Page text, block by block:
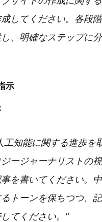
してください。各段
、明確なステップに
示
工知能に関する進歩を
ージャーナリストの
事を書いてください。
トーンを保ちつつ、
てください。"